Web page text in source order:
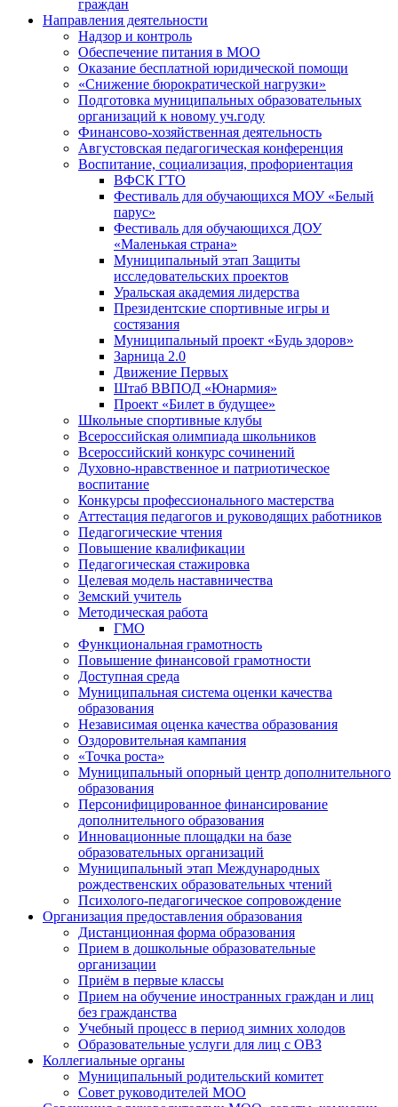
граждан
Направления деятельности
Надзор и контроль
Обеспечение питания в МОО
Оказание бесплатной юридической помощи
«Снижение бюрократической нагрузки»
Подготовка муниципальных образовательных
организаций к новому уч.году
Финансово-хозяйственная деятельность
Августовская педагогическая конференция
Воспитание, социализация, профориентация
ВФСК ГТО
Фестиваль для обучающихся МОУ «Белый
парус»
Фестиваль для обучающихся ДОУ
«Маленькая страна»
Муниципальный этап Защиты
исследовательских проектов
Уральская академия лидерства
Президентские спортивные игры и
состязания
Муниципальный проект «Будь здоров»
Зарница 2.0
Движение Первых
Штаб ВВПОД «Юнармия»
Проект «Билет в будущее»
Школьные спортивные клубы
Всероссийская олимпиада школьников
Всероссийский конкурс сочинений
Духовно-нравственное и патриотическое
воспитание
Конкурсы профессионального мастерства
Аттестация педагогов и руководящих работников
Педагогические чтения
Повышение квалификации
Педагогическая стажировка
Целевая модель наставничества
Земский учитель
Методическая работа
ГМО
Функциональная грамотность
Повышение финансовой грамотности
Доступная среда
Муниципальная система оценки качества
образования
Независимая оценка качества образования
Оздоровительная кампания
«Точка роста»
Муниципальный опорный центр дополнительного
образования
Персонифицированное финансирование
дополнительного образования
Инновационные площадки на базе
образовательных организаций
Муниципальный этап Международных
рождественских образовательных чтений
Психолого-педагогическое сопровождение
Организация предоставления образования
Дистанционная форма образования
Прием в дошкольные образовательные
организации
Приём в первые классы
Прием на обучение иностранных граждан и лиц
без гражданства
Учебный процесс в период зимних холодов
Образовательные услуги для лиц с ОВЗ
Коллегиальные органы
Муниципальный родительский комитет
Совет руководителей МОО